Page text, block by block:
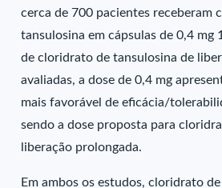
cerca de 700 pacientes receberam
tansulosina em cápsulas de 0,4 mg
de cloridrato de tansulosina de
avaliadas, a dose de 0,4 mg
mais favorável de eficácia/
sendo a dose proposta para
liberação prolongada.
Em ambos os estudos, cloridrato